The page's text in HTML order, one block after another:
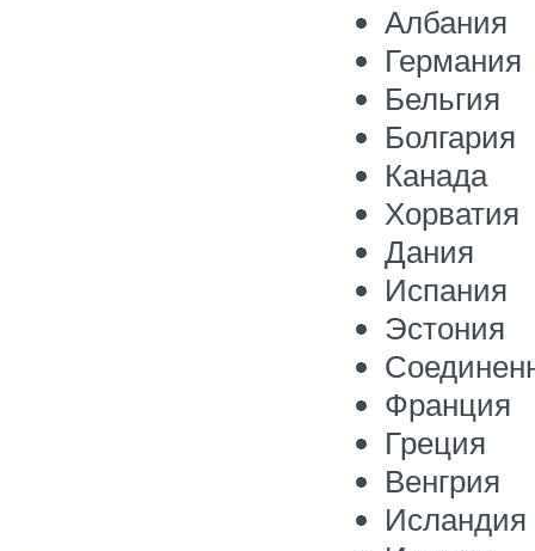
Албания
Германия
Бельгия
Болгария
Канада
Хорватия
Дания
Испания
Эстония
Франция
Греция
Венгрия
Исландия